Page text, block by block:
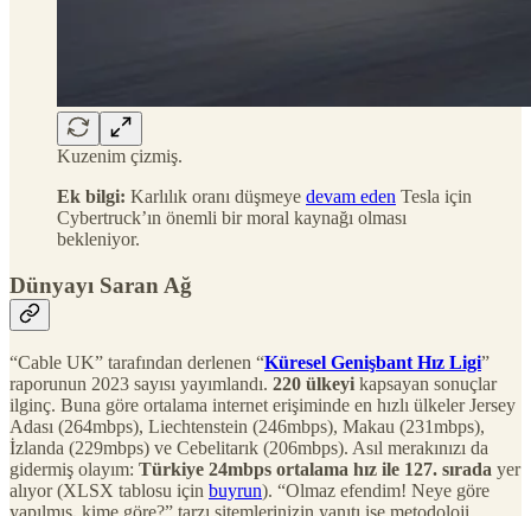
Kuzenim çizmiş.
Ek bilgi: Karlılık oranı düşmeye devam eden Tesla için
Cybertruck’ın önemli bir moral kaynağı olması
bekleniyor.
Dünyayı Saran Ağ
“Cable UK” tarafından derlenen “Küresel Genişbant Hız Ligi”
raporunun 2023 sayısı yayımlandı. 220 ülkeyi kapsayan sonuçlar
ilginç. Buna göre ortalama internet erişiminde en hızlı ülkeler Jersey
Adası (264mbps), Liechtenstein (246mbps), Makau (231mbps),
İzlanda (229mbps) ve Cebelitarık (206mbps). Asıl merakınızı da
gidermiş olayım: Türkiye 24mbps ortalama hız ile 127. sırada yer
alıyor (XLSX tablosu için buyrun). “Olmaz efendim! Neye göre